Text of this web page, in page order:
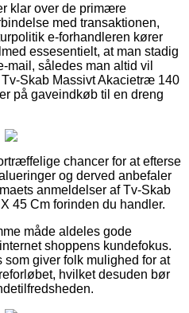
klar over de primære
med transaktionen,
e-forhandleren kører
essesentielt, at man stadig
mail, således man altid vil
Skab Massivt Akacietræ 140
på gaveindkøb til en dreng
chancer for at efterse
og derved anbefaler
anmeldelser af Tv-Skab
45 Cm forinden du handler.
måde aldeles gode
shoppens kundefokus.
giver folk mulighed for at
hvilket desuden bør